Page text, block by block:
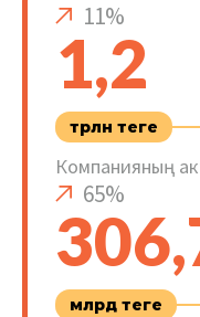
11%
1,2
трлн теңге
Компанияның
65%
млрд теңге